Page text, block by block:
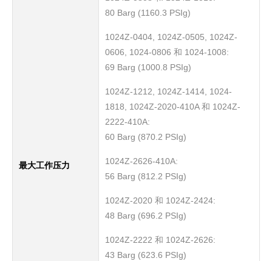
最大工作压力
80 Barg (1160.3 PSIg)
1024Z-0404, 1024Z-0505, 1024Z-
0606, 1024-0806 和 1024-1008:
69 Barg (1000.8 PSIg)
1024Z-1212, 1024Z-1414, 1024-
1818, 1024Z-2020-410A 和 1024Z-
2222-410A:
60 Barg (870.2 PSIg)
1024Z-2626-410A:
56 Barg (812.2 PSIg)
1024Z-2020 和 1024Z-2424:
48 Barg (696.2 PSIg)
1024Z-2222 和 1024Z-2626:
43 Barg (623.6 PSIg)